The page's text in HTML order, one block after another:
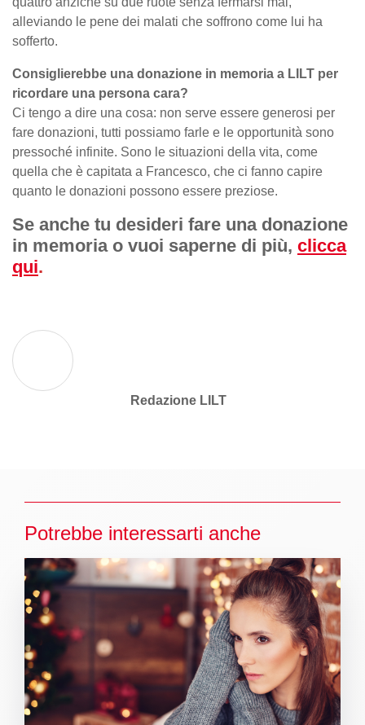
alleviando le pene dei malati che soffrono come lui ha
sofferto.
Consiglierebbe una donazione in memoria a LILT per
ricordare una persona cara?
Ci tengo a dire una cosa: non serve essere generosi per
fare donazioni, tutti possiamo farle e le opportunità sono
pressoché infinite. Sono le situazioni della vita, come
quella che è capitata a Francesco, che ci fanno capire
quanto le donazioni possono essere preziose.
Se anche tu desideri fare una donazione
in memoria o vuoi saperne di più, clicca
qui.
Redazione LILT
Potrebbe interessarti anche